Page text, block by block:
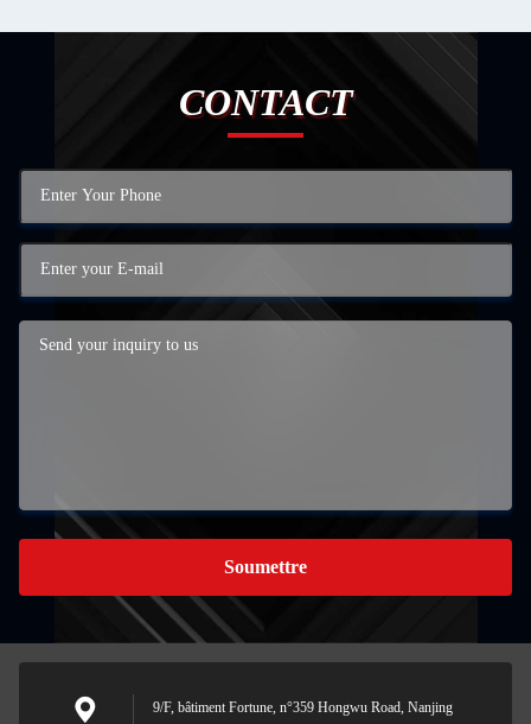
CONTACT
Soumettre
9/F, bâtiment Fortune, n°359 Hongwu Road, Nanjing